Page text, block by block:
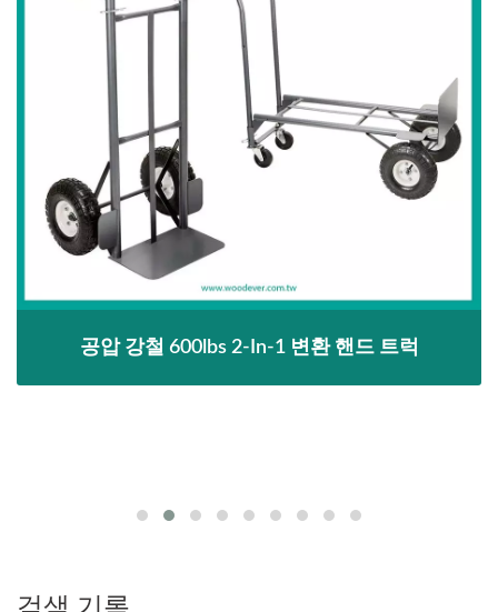
공압 강철 600lbs 2-In-1 변환 핸드 트럭
검색 기록